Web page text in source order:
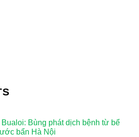
Bualoi: Bùng phát dịch bệnh từ bể
bẩn Hà Nội